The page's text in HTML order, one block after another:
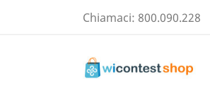
Chiamaci: 800.090.228